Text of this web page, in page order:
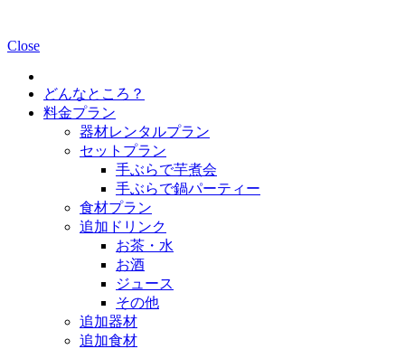
Close
どんなところ？
料金プラン
器材レンタルプラン
セットプラン
手ぶらで芋煮会
手ぶらで鍋パーティー
食材プラン
追加ドリンク
お茶・水
お酒
ジュース
その他
追加器材
追加食材